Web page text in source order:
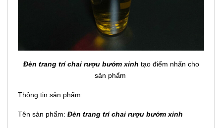
Đèn trang trí chai rượu bướm xinh tạo điểm nhấn cho
sản phẩm
Thông tin sản phẩm:
Tên sản phẩm: Đèn trang trí chai rượu bướm xinh